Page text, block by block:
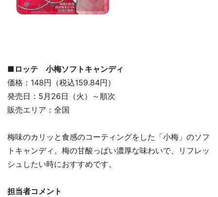
■ロッテ 小梅ソフトキャンディ
価格：148円（税込159.84円）
発売日：5月26日（火）～順次
販売エリア：全国
梅味のカリッと食感のコーティングをした「小梅」のソフ
トキャンディ。梅の甘酸っぱい濃厚な味わいで、リフレッ
シュしたい時におすすめです。
担当者コメント